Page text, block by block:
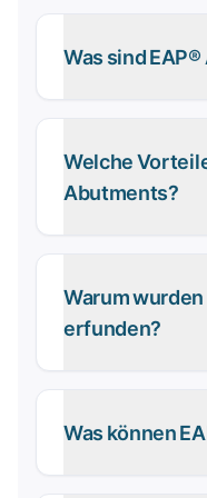
Was sind
Welche
Abutments?
Warum
erfunden?
Was können